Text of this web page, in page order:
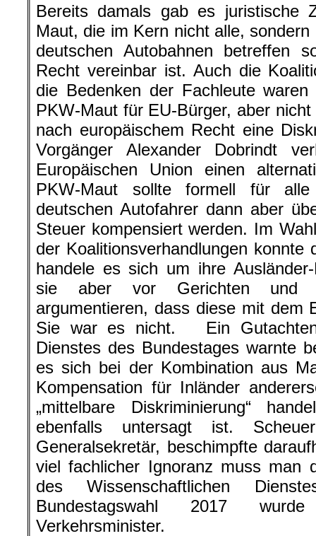
Bereits damals gab es juristische
Maut, die im Kern nicht alle,
deutschen Autobahnen betreffen
Recht vereinbar ist. Auch die
die Bedenken der Fachleute
PKW-Maut für EU-Bürger, aber
nach europäischem Recht eine
Vorgänger Alexander Dobrindt
Europäischen Union einen
PKW-Maut sollte formell für
deutschen Autofahrer dann aber
Steuer kompensiert werden. Im
der Koalitionsverhandlungen
handele es sich um ihre
sie aber vor Gerichten und
argumentieren, dass diese mit dem
Sie war es nicht. Ein Gutachten
Dienstes des Bundestages warnte
es sich bei der Kombination aus
Kompensation für Inländer
„mittelbare Diskriminierung“
ebenfalls untersagt ist.
Generalsekretär, beschimpfte
viel fachlicher Ignoranz muss man
des Wissenschaftlichen
Bundestagswahl 2017
Verkehrsminister.